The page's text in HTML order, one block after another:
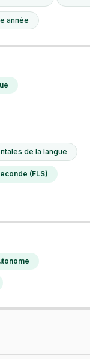
année
de la langue
(FLS)